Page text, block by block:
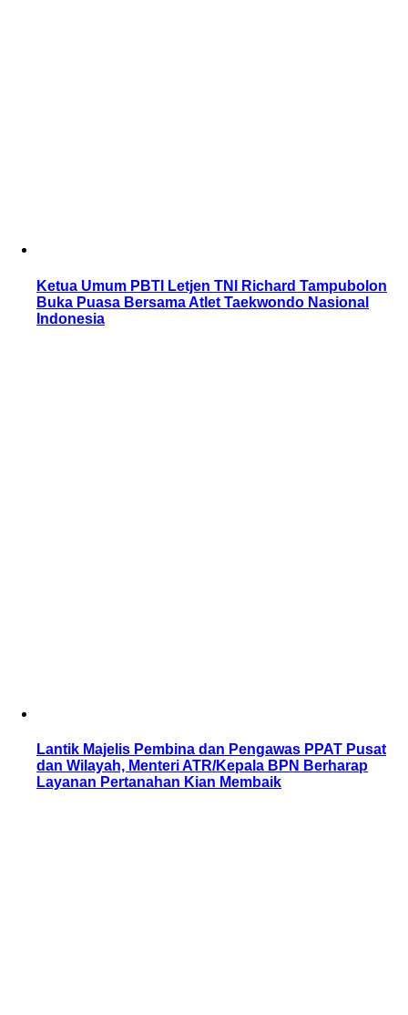
Ketua Umum PBTI Letjen TNI Richard Tampubolon
Buka Puasa Bersama Atlet Taekwondo Nasional
Indonesia
Lantik Majelis Pembina dan Pengawas PPAT Pusat
dan Wilayah, Menteri ATR/Kepala BPN Berharap
Layanan Pertanahan Kian Membaik